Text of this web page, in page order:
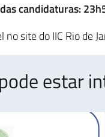
candidaturas:
site do IIC Rio de
estar